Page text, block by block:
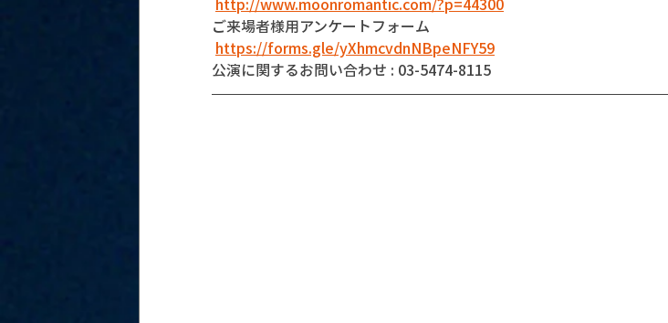
ご来場者様用アンケートフォーム
https://forms.gle/yXhmcvdnNBpeNFY59
公演に関するお問い合わせ : 03-5474-8115